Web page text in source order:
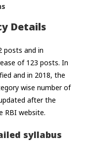
Details
posts and in
of 123 posts. In
and in 2018, the
wise number of
after the
RBI website.
syllabus